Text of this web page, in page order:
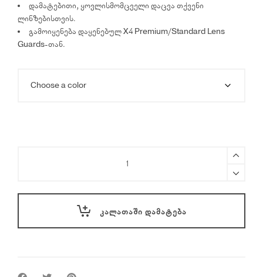
through
49.00₾
დამატებითი, ყოვლისმომცველი დაცვა თქვენი
ლინზებისთვის.
გამოიყენება დაყენებულ X4 Premium/Standard Lens
Guards-თან.
Cap
ᲙᲐᲚᲐᲗᲐᲨᲘ ᲓᲐᲛᲐᲢᲔᲑᲐ